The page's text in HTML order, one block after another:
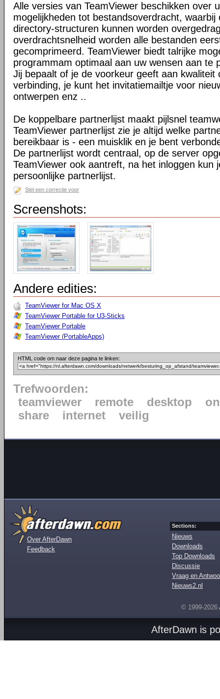
Alle versies van TeamViewer beschikken over
mogelijkheden tot bestandsoverdracht, waarbij
directory-structuren kunnen worden
overdrachtsnelheid worden alle bestanden
gecomprimeerd. TeamViewer biedt talrijke
programmam optimaal aan uw wensen aan te
Jij bepaalt of je de voorkeur geeft aan kwaliteit
verbinding, je kunt het invitatiemailtje voor
ontwerpen enz ..
De koppelbare partnerlijst maakt pijlsnel
TeamViewer partnerlijst zie je altijd welke
bereikbaar is - een muisklik en je bent
De partnerlijst wordt centraal, op de server
TeamViewer ook aantreft, na het inloggen kun
persoonlijke partnerlijst.
Stel een correctie voor
Screenshots:
Andere edities:
TeamViewer for Mac OS X
TeamViewer Portable for U3-Sticks
TeamViewer Portable
TeamViewer (PortableApps)
HTML code om naar deze pagina te linken:
Trefwoorden:
teamviewer
remote desktop
share
internet veilig
Over AfterDawn
Feedback
Sections:
Nieuws
Downloads
Top Downloads
Discussie
Vraag en
Nieuws2.nl
© 1999-2026
AfterDawn is